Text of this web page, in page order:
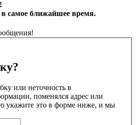
самое ближайшее время.
или неточность в
поменялся адрес или
укажите это в форме ниже, и мы